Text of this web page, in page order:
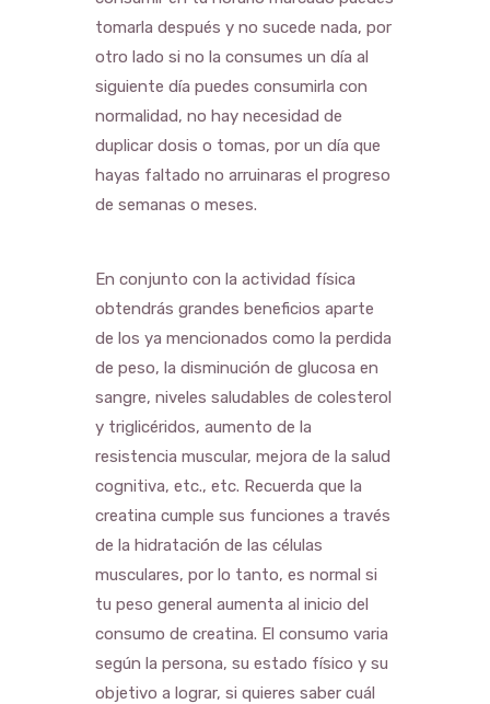
tomarla después y no sucede nada, por
otro lado si no la consumes un día al
siguiente día puedes consumirla con
normalidad, no hay necesidad de
duplicar dosis o tomas, por un día que
hayas faltado no arruinaras el progreso
de semanas o meses.
En conjunto con la actividad física
obtendrás grandes beneficios aparte
de los ya mencionados como la perdida
de peso, la disminución de glucosa en
sangre, niveles saludables de colesterol
y triglicéridos, aumento de la
resistencia muscular, mejora de la salud
cognitiva, etc., etc. Recuerda que la
creatina cumple sus funciones a través
de la hidratación de las células
musculares, por lo tanto, es normal si
tu peso general aumenta al inicio del
consumo de creatina. El consumo varia
según la persona, su estado físico y su
objetivo a lograr, si quieres saber cuál